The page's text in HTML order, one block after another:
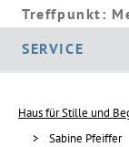
Treffpunkt:
SERVICE
Haus für Stille und
Sabine Pfeiffer